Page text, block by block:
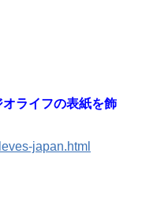
ライフの表紙を飾
japan.html